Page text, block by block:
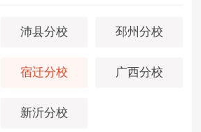
沛县分校 邳州分校
宿迁分校 广西分校
新沂分校